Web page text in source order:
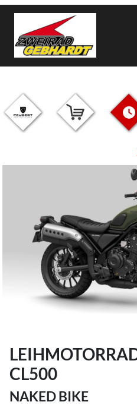
CL500
NAKED BIKE